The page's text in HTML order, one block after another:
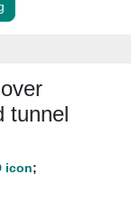
tunnel
;